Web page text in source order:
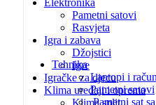
Elektronika
Pametni satovi
Rasvjeta
Igra i zabava
Džojstici
Igre
Igračke za djecu
Klima uređaji i oprema
Klima split
Tehnika
Laptopi i
Pametni satovi
Pametni sat